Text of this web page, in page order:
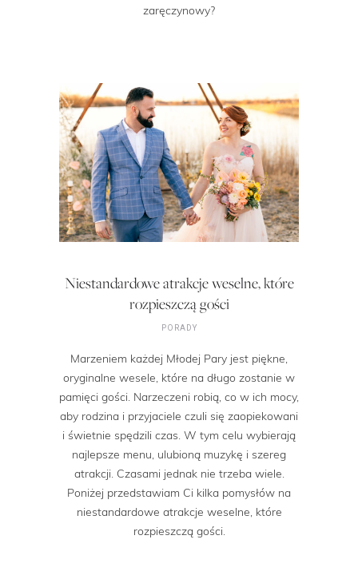
zaręczynowy?
Niestandardowe atrakcje weselne, które
rozpieszczą gości
PORADY
Marzeniem każdej Młodej Pary jest piękne,
oryginalne wesele, które na długo zostanie w
pamięci gości. Narzeczeni robią, co w ich mocy,
aby rodzina i przyjaciele czuli się zaopiekowani
i świetnie spędzili czas. W tym celu wybierają
najlepsze menu, ulubioną muzykę i szereg
atrakcji. Czasami jednak nie trzeba wiele.
Poniżej przedstawiam Ci kilka pomysłów na
niestandardowe atrakcje weselne, które
rozpieszczą gości.